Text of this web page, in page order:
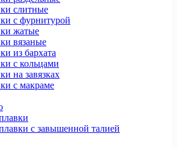
слитные
с фурнитурой
жатые
вязаные
из бархата
с кольцами
на завязках
с макраме
с завышенной талией